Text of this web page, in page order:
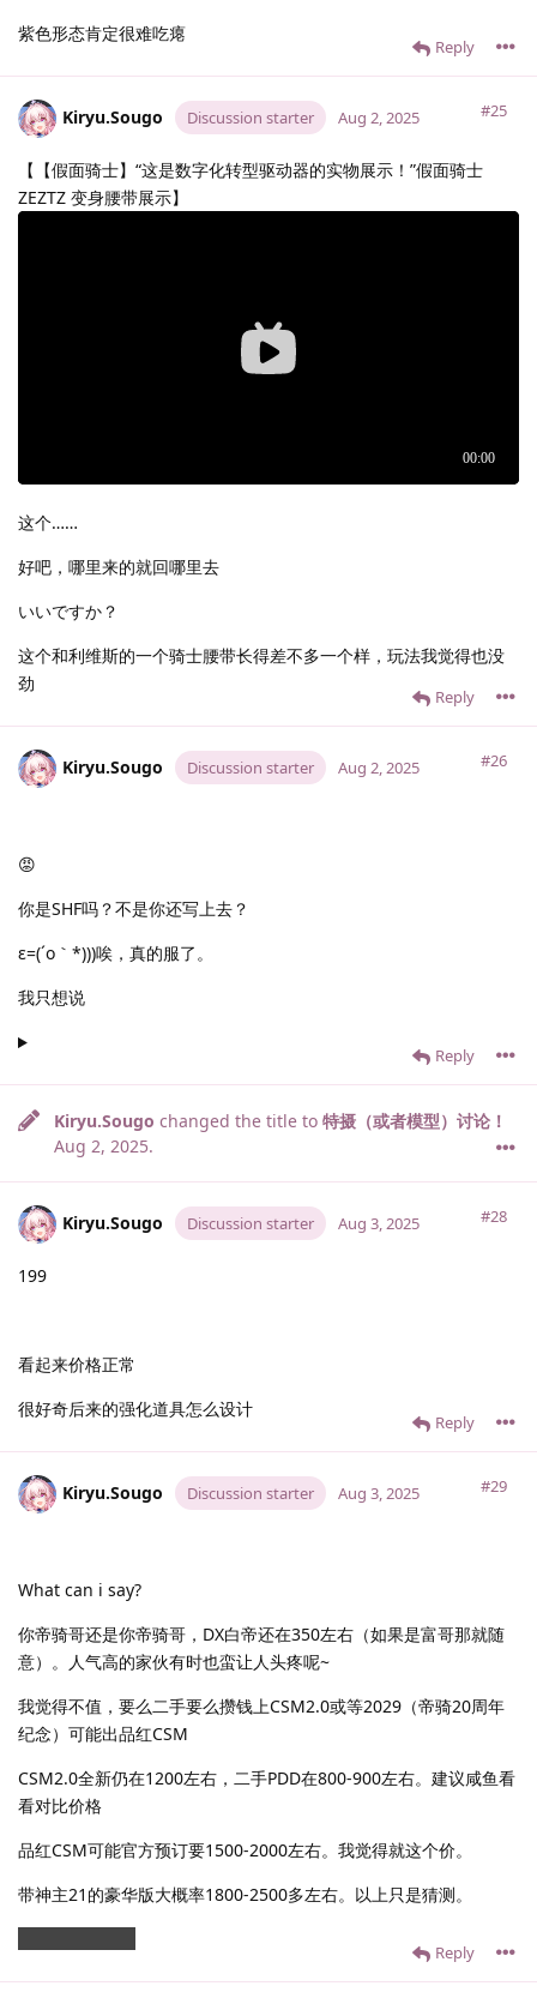
紫色形态肯定很难吃瘪
Reply
Kiryu.​Sougo Discussion starter #25
Aug 2, 2025
【【假面骑士】“这是数字化转型驱动器的实物展示！”假面骑士
ZEZTZ 变身腰带展示】
这个……
好吧，哪里来的就回哪里去
いいですか？
这个和利维斯的一个骑士腰带长得差不多一个样，玩法我觉得也没
劲
Reply
Kiryu.​Sougo Discussion starter #26
Aug 2, 2025
😡
你是SHF吗？不是你还写上去？
ε=(´ο｀*)))唉，真的服了。
我只想说
Reply
Kiryu.​Sougo changed the title to 特摄（或者模型）讨论！
Aug 2, 2025.
Kiryu.​Sougo Discussion starter #28
Aug 3, 2025
199
看起来价格正常
很好奇后来的强化道具怎么设计
Reply
Kiryu.​Sougo Discussion starter #29
Aug 3, 2025
What can i say?
你帝骑哥还是你帝骑哥，DX白帝还在350左右（如果是富哥那就随
意）。人气高的家伙有时也蛮让人头疼呢~
我觉得不值，要么二手要么攒钱上CSM2.0或等2029（帝骑20周年
纪念）可能出品红CSM
CSM2.0全新仍在1200左右，二手PDD在800-900左右。建议咸鱼看
看对比价格
品红CSM可能官方预订要1500-2000左右。我觉得就这个价。
带神主21的豪华版大概率1800-2500多左右。以上只是猜测。
Reply